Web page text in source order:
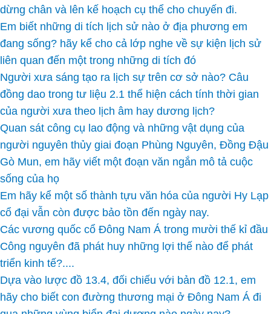
dừng chân và lên kế hoạch cụ thể cho chuyến đi.
Em biết những di tích lịch sử nào ở địa phương em
đang sống? hãy kể cho cả lớp nghe về sự kiện lịch sử
liên quan đến một trong những di tích đó
Người xưa sáng tạo ra lịch sự trên cơ sở nào? Câu
đồng dao trong tư liệu 2.1 thể hiện cách tính thời gian
của người xưa theo lịch âm hay dương lịch?
Quan sát công cụ lao động và những vật dụng của
người nguyên thủy giai đoạn Phùng Nguyên, Đồng Đậu
Gò Mun, em hãy viết một đoạn văn ngắn mô tả cuộc
sống của họ
Em hãy kể một số thành tựu văn hóa của người Hy Lạp
cổ đại vẫn còn được bảo tồn đến ngày nay.
Các vương quốc cổ Đông Nam Á trong mười thế kỉ đầu
Công nguyên đã phát huy những lợi thế nào để phát
triển kinh tế?....
Dựa vào lược đồ 13.4, đối chiếu với bản đồ 12.1, em
hãy cho biết con đường thương mại ở Đông Nam Á đi